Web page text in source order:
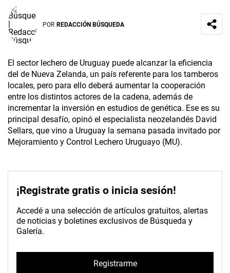
POR REDACCIÓN BÚSQUEDA
El sector lechero de Uruguay puede alcanzar la eficiencia
del de Nueva Zelanda, un país referente para los tamberos
locales, pero para ello deberá aumentar la cooperación
entre los distintos actores de la cadena, además de
incrementar la inversión en estudios de genética. Ese es su
principal desafío, opinó el especialista neozelandés David
Sellars, que vino a Uruguay la semana pasada invitado por
Mejoramiento y Control Lechero Uruguayo (MU).
¡Registrate gratis o inicia sesión!
Accedé a una selección de artículos gratuitos, alertas
de noticias y boletines exclusivos de Búsqueda y
Galería.
Registrarme